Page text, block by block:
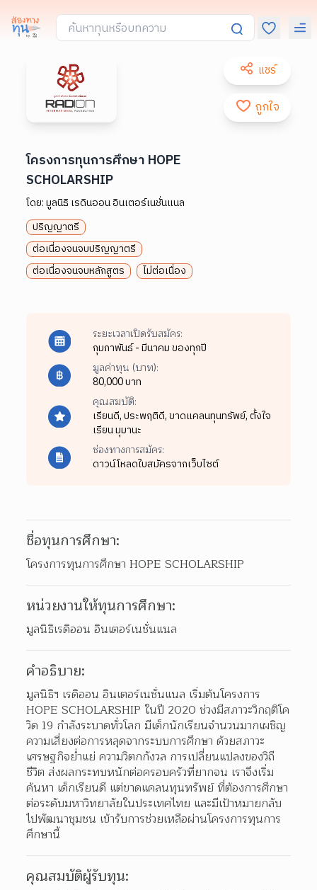
แชร์
ถูกใจ
โครงการทุนการศึกษา HOPE
SCHOLARSHIP
โดย:มูลนิธิ เรดินออน อินเตอร์เนชั่นแนล
ปริญญาตรี
ต่อเนื่องจนจบปริญญาตรี
ต่อเนื่องจนจบหลักสูตร
ไม่ต่อเนื่อง
ระยะเวลาเปิดรับสมัคร:
กุมภาพันธ์ - มีนาคม ของทุกปี
มูลค่าทุน (บาท):
80,000 บาท
คุณสมบัติ:
เรียนดี,ประพฤติดี,ขาดแคลนทุนทรัพย์,ตั้งใจ
เรียน มุมานะ
ช่องทางการสมัคร:
ดาวน์โหลดใบสมัครจากเว็บไซต์
ชื่อทุนการศึกษา:
โครงการทุนการศึกษา HOPE SCHOLARSHIP
หน่วยงานให้ทุนการศึกษา:
มูลนิธิเรดิออน อินเตอร์เนชั่นแนล
คำอธิบาย:
มูลนิธิฯ เรดิออน อินเตอร์เนชั่นแนล เริ่มต้นโครงการ
HOPE SCHOLARSHIP ในปี 2020 ช่วงมีสภาวะวิกฤติโค
วิด 19 กำลังระบาดทั่วโลก มีเด็กนักเรียนจำนวนมากเผชิญ
ความเสี่ยงต่อการหลุดจากระบบการศึกษา ด้วยสภาวะ
เศรษฐกิจย่ำแย่ ความวิตกกังวล การเปลี่ยนแปลงของวิถี
ชีวิต ส่งผลกระทบหนักต่อครอบครัวที่ยากจน เราจึงเริ่ม
ค้นหา เด็กเรียนดี แต่ขาดแคลนทุนทรัพย์ ที่ต้องการศึกษา
ต่อระดับมหาวิทยาลัยในประเทศไทย และมีเป้าหมายกลับ
ไปพัฒนาชุมชน เข้ารับการช่วยเหลือผ่านโครงการทุนการ
ศึกษานี้
คุณสมบัติผู้รับทุน: